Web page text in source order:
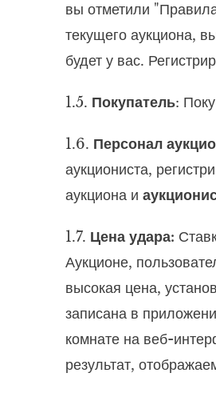
вы отметили
текущего аукциона,
будет у вас.
1.5. Покупатель:
1.6. Персонал
аукциониста,
аукциона и
1.7. Цена удара:
Аукционе,
высокая цена,
записана в
комнате на веб-
результат,